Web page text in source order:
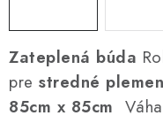
Zateplená búda
pre stredné
85cm x 85cm